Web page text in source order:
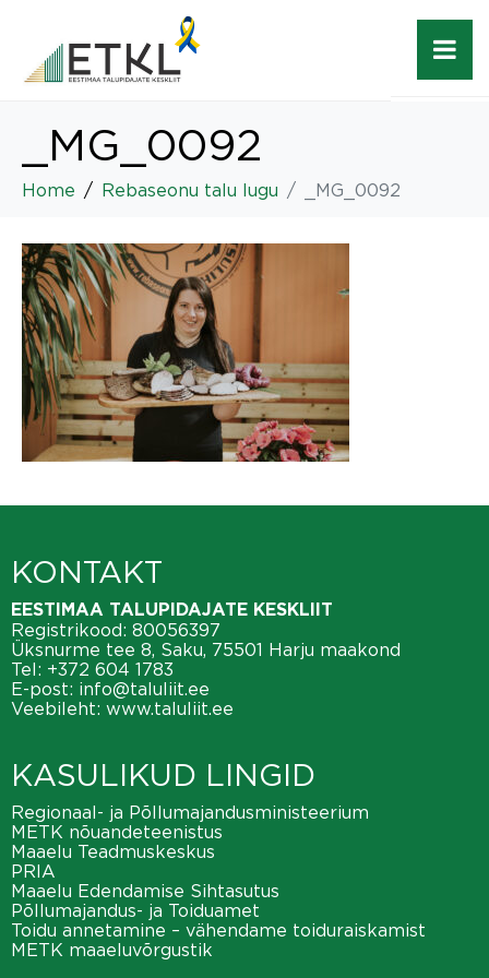
_MG_0092
Home Rebaseonu talu lugu _MG_0092
KONTAKT
EESTIMAA TALUPIDAJATE KESKLIIT
Registrikood: 80056397
Üksnurme tee 8, Saku, 75501 Harju maakond
Tel: +372 604 1783
E-post: info@taluliit.ee
Veebileht: www.taluliit.ee
KASULIKUD LINGID
Regionaal- ja Põllumajandusministeerium
METK nõuandeteenistus
Maaelu Teadmuskeskus
PRIA
Maaelu Edendamise Sihtasutus
Põllumajandus- ja Toiduamet
Toidu annetamine – vähendame toiduraiskamist
METK maaeluvõrgustik